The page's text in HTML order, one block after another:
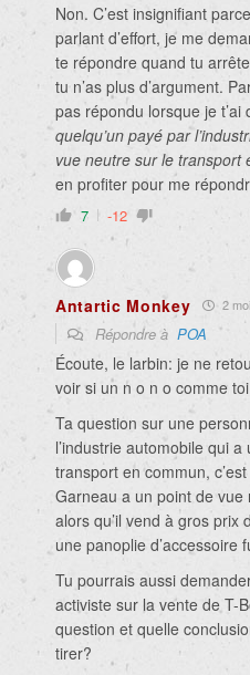
Non. C’est insignifiant
parlant d’effort, je me
te répondre quand tu
tu n’as plus d’argument.
pas répondu lorsque je t’ai
quelqu’un payé par
vue neutre sur le transport
en profiter pour me
7 -12
Antartic Monkey 2
Répondre à POA
Écoute, le larbin: je ne
voir si un n o n o comme
Ta question sur une
l’industrie automobile qui
transport en commun,
Garneau a un point de
alors qu’il vend à gros prix
une panoplie d’accessoire
Tu pourrais aussi
activiste sur la vente de T-
question et quelle
tirer?